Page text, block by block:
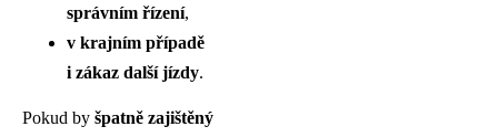
správním řízení,
v krajním případě
i zákaz další jízdy.
Pokud by špatně zajištěný